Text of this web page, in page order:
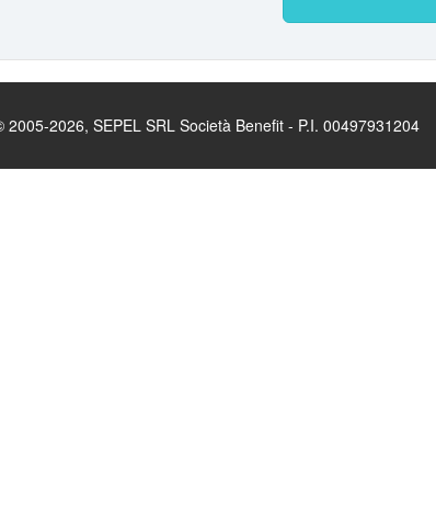
2026, SEPEL SRL Società Benefit - P.I. 00497931204